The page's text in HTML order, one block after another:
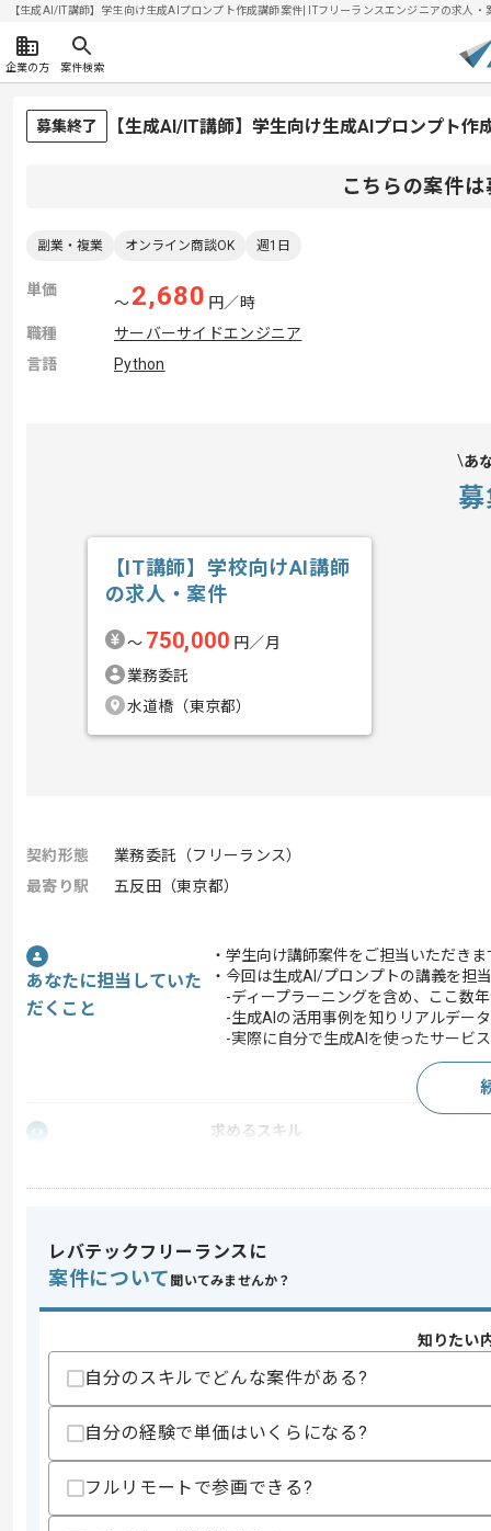
【生成AI/IT講師】学生向け生成AIプロンプト作成講師案件| ITフリーランスエンジニアの求人
企業の方 案件検索
募集終了 【生成AI/IT講師】学生向け生成AIプロンプト
こちらの案件
副業・複業 オンライン商談OK 週1日
単価
〜2,680 円／時
職種
サーバーサイドエンジニア
言語
Python
あ
【IT講師】学校向けAI講師
の求人・案件
〜 750,000 円／月
業務委託
水道橋（東京都）
契約形態
業務委託（フリーランス）
最寄り駅
五反田（東京都）
あなたに担当していた
だくこと
・学生向け講師案件をご担当いただきま
・今回は生成AI/プロンプトの講義を担
-ディープラーニングを含め、ここ数
-生成AIの活用事例を知りリアルデー
-実際に自分で生成AIを使ったサービ
求めるスキル
・講師経験
スキルに不安がある方へ
上記に似た経験やスキルをお持ちであれば申
その他募集要項
商談回数
1回
募集人数
1人
作業開始日
レバテックフリーランスに
案件について 聞いてみませんか？
知りたい
自分のスキルでどんな案件がある?
自分の経験で単価はいくらになる?
フルリモートで参画できる?